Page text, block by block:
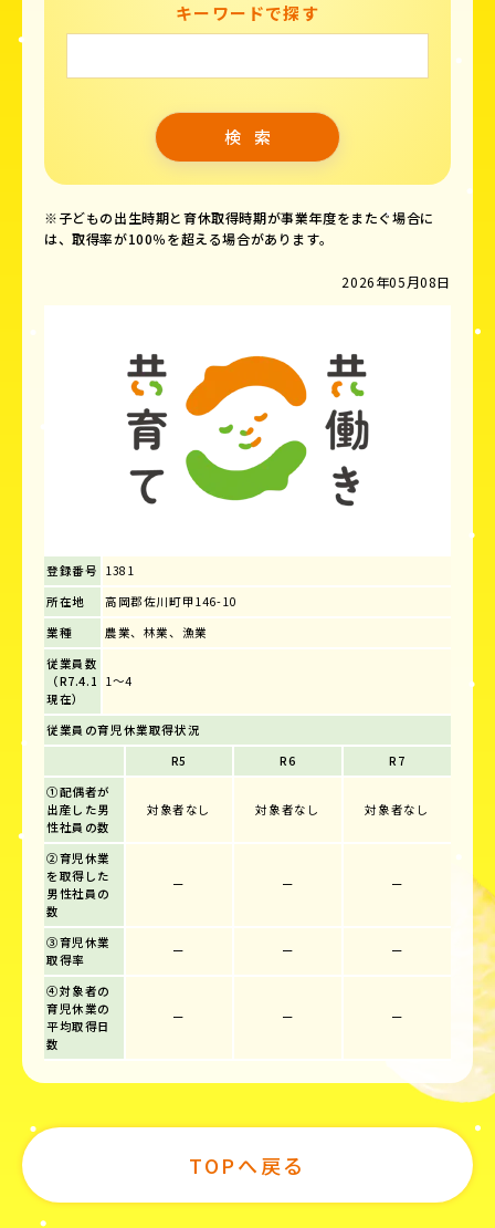
キーワードで探す
※子どもの出生時期と育休取得時期が事業年度をまたぐ場合に
は、取得率が100％を超える場合があります。
2026年05月08日
登録番号 1381
所在地
高岡郡佐川町甲146-10
業種
農業、林業、漁業
従業員数
（R7.4.1
現在）
1～4
従業員の育児休業取得状況
R5
R6
R7
①配偶者が
出産した男
性社員の数
対象者なし 対象者なし 対象者なし
②育児休業
を取得した
男性社員の
数
ー ー ー
③育児休業
取得率
ー ー ー
④対象者の
育児休業の
平均取得日
数
ー ー ー
TOPへ戻る